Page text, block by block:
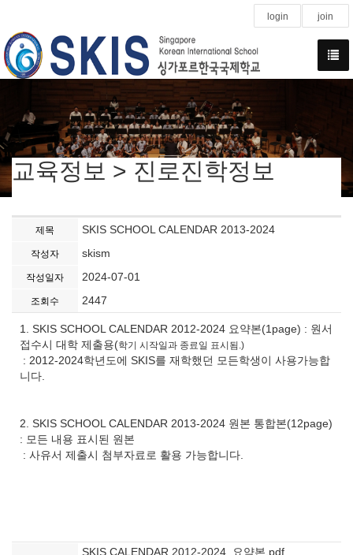
login join
교육정보 > 진로진학정보
제목 SKIS SCHOOL CALENDAR 2013-2024
작성자 skism
작성일자 2024-07-01
조회수 2447
1. SKIS SCHOOL CALENDAR 2012-2024 요약본(1page) : 원서
접수시 대학 제출용(학기 시작일과 종료일 표시됨.)
: 2012-2024학년도에 SKIS를 재학했던 모든학생이 사용가능합
니다.
2. SKIS SCHOOL CALENDAR 2013-2024 원본 통합본(12page)
: 모든 내용 표시된 원본
: 사유서 제출시 첨부자료로 활용 가능합니다.
SKIS CALENDAR 2012-2024_요약본.pdf